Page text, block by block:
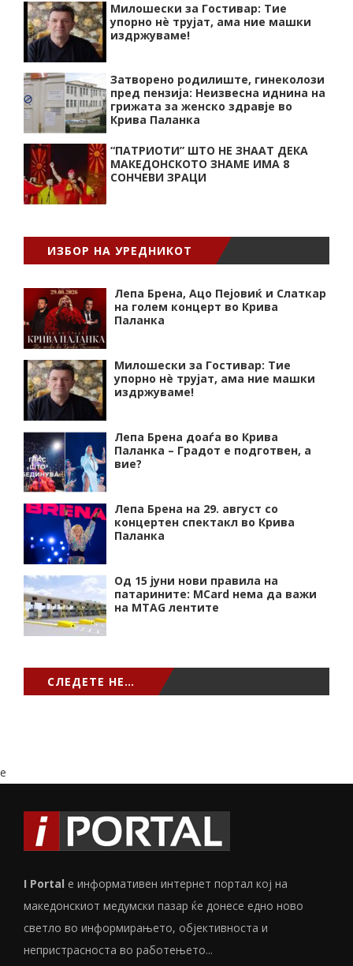
Милошески за Гостивар: Тие
упорно нѐ трујат, ама ние машки
издржуваме!
Затворено родилиште, гинеколози
пред пензија: Неизвесна иднина на
грижата за женско здравје во
Крива Паланка
“ПАТРИОТИ” ШТО НЕ ЗНААТ ДЕКА
МАКЕДОНСКОТО ЗНАМЕ ИМА 8
СОНЧЕВИ ЗРАЦИ
ИЗБОР НА УРЕДНИКОТ
Лепа Брена, Ацо Пејовиќ и Слаткар
на голем концерт во Крива
Паланка
Милошески за Гостивар: Тие
упорно нѐ трујат, ама ние машки
издржуваме!
Лепа Брена доаѓа во Крива
Паланка – Градот е подготвен, а
вие?
Лепа Брена на 29. август со
концертен спектакл во Крива
Паланка
Од 15 јуни нови правила на
патарините: MCard нема да важи
на MTAG лентите
СЛЕДЕТЕ НЕ…
e
I Portal е информативен интернет портал кој на
македонскиот медумски пазар ќе донесе едно ново
светло во информирањето, објективноста и
непристрасноста во работењето...